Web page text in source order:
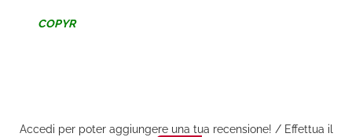
COPYR
Accedi per poter aggiungere una tua recensione! / Effettua il